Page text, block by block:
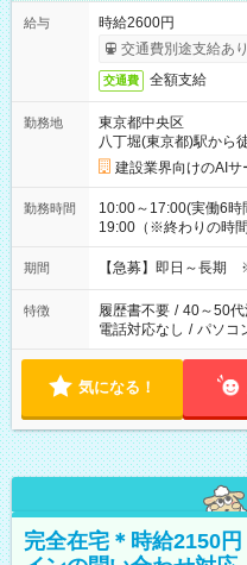
給与
時給2600円
交通費別途支給あり
交通費 全額支給
勤務地
東京都中央区
八丁堀(東京都)駅から
建設業界向けのAI
勤務時間
10:00～17:00(実働6
19:00（※終わりの時
期間 【急募】即日～長期
特徴 履歴書不要 / 40～50代
電話対応なし / パソコ
気になる！
完全在宅＊時給2150